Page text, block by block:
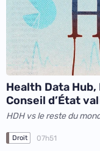
Health Data
Conseil d’État
HDH vs le reste du
Droit 07h51